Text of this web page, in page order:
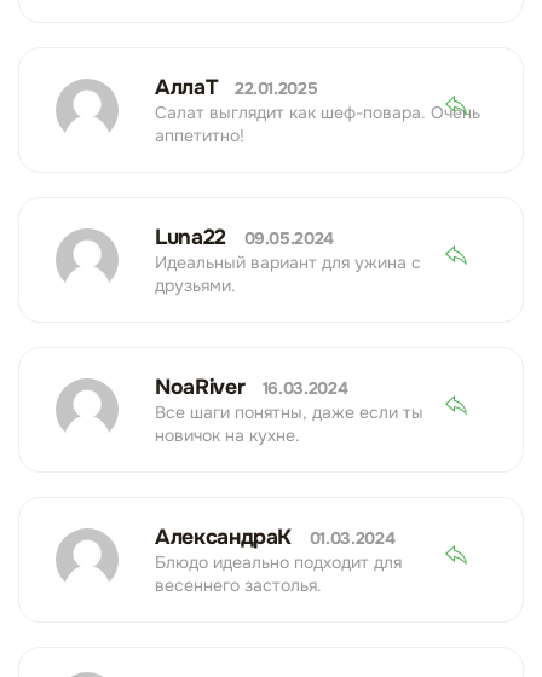
АллаТ
22.01.2025
Салат выглядит как шеф-повара. Очень
аппетитно!
Luna22
09.05.2024
Идеальный вариант для ужина с
друзьями.
NoaRiver
16.03.2024
Все шаги понятны, даже если ты
новичок на кухне.
АлександраК
01.03.2024
Блюдо идеально подходит для
весеннего застолья.